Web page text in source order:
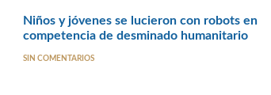
Niños y jóvenes se lucieron con robots en
competencia de desminado humanitario
SIN COMENTARIOS